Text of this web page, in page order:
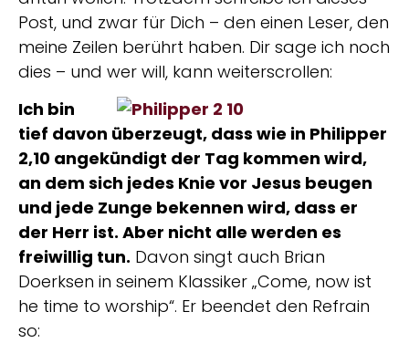
Post, und zwar für Dich – den einen Leser, den
meine Zeilen berührt haben. Dir sage ich noch
dies – und wer will, kann weiterscrollen:
Ich bin
tief davon überzeugt, dass wie in Philipper
2,10 angekündigt der Tag kommen wird,
an dem sich jedes Knie vor Jesus beugen
und jede Zunge bekennen wird, dass er
der Herr ist. Aber nicht alle werden es
freiwillig tun. Davon singt auch Brian
Doerksen in seinem Klassiker „Come, now ist
he time to worship“. Er beendet den Refrain
so: